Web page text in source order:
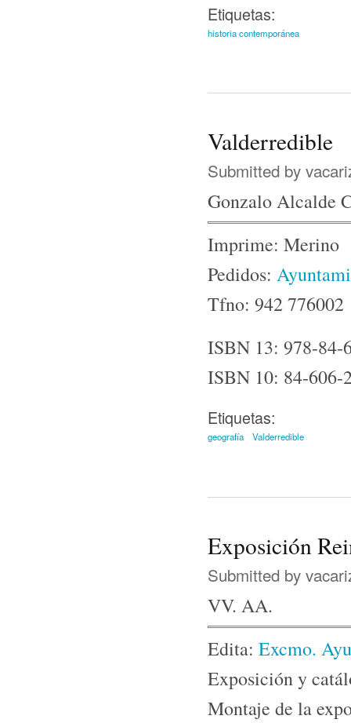
Etiquetas:
historia contemporánea
Valderredible
Submitted by
Gonzalo Alcalde
Imprime: Merino
Pedidos:
Tfno: 942
ISBN 13: 978-84-
ISBN 10: 84-606-
Etiquetas:
geografía Valderredible
Exposición
Submitted by
VV. AA.
Edita: Excmo.
Exposición y
Montaje de la